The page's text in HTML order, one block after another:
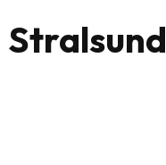
Stralsund